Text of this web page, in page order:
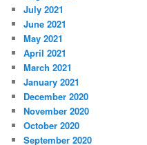
July 2021
June 2021
May 2021
April 2021
March 2021
January 2021
December 2020
November 2020
October 2020
September 2020